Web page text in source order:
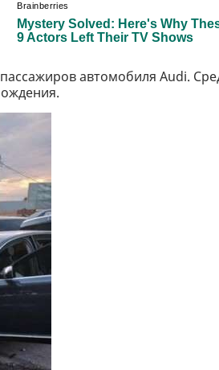
автомобиля Audi.